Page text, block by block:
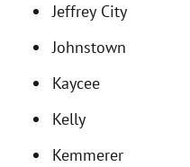
Jeffrey City
Johnstown
Kaycee
Kelly
Kemmerer